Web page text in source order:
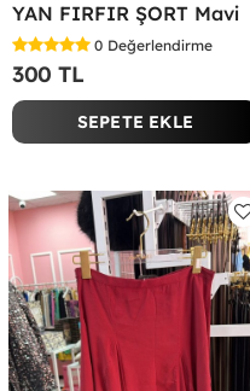
YAN FIRFIR ŞORT Mavi
0 Değerlendirme
300 TL
SEPETE EKLE